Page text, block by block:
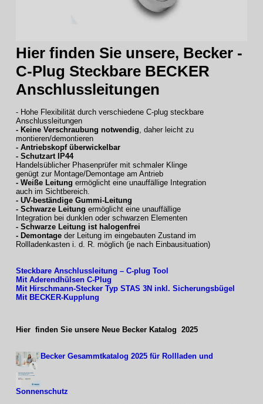
Hier finden Sie unsere, Becker -
C-Plug Steckbare BECKER
Anschlussleitungen
- Hohe Flexibilität durch verschiedene C-plug steckbare
Anschlussleitungen
- Keine Verschraubung notwendig, daher leicht zu
montieren/demontieren
- Antriebskopf überwickelbar
- Schutzart IP44
Handelsüblicher Phasenprüfer mit schmaler Klinge
genügt zur Montage/Demontage am Antrieb
- Weiße Leitung ermöglicht eine unauffällige Integration
auch im Sichtbereich.
- UV-beständige Gummi-Leitung
- Schwarze Leitung ermöglicht eine unauffällige
Integration bei dunklen oder schwarzen Elementen
- Schwarze Leitung ist halogenfrei
- Demontage der Leitung im eingebauten Zustand im
Rollladenkasten i. d. R. möglich (je nach Einbausituation)
Steckbare Anschlussleitung – C-plug Tool
Mit Aderendhülsen C-Plug
Mit Hirschmann-Stecker Typ STAS 3N inkl. Sicherungsbügel
Mit BECKER-Kupplung
Hier finden Sie unsere Neue Becker Katalog 2025
Becker Gesammtkatalog 2025 für Rollladen und
Sonnenschutz